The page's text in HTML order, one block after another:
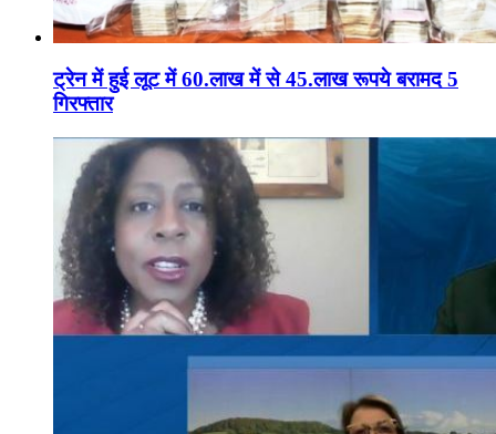
ट्रेन में हुई लूट में 60.लाख में से 45.लाख रूपये बरामद 5
गिरफ्तार